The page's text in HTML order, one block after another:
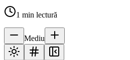
1 min lectură
Mediu